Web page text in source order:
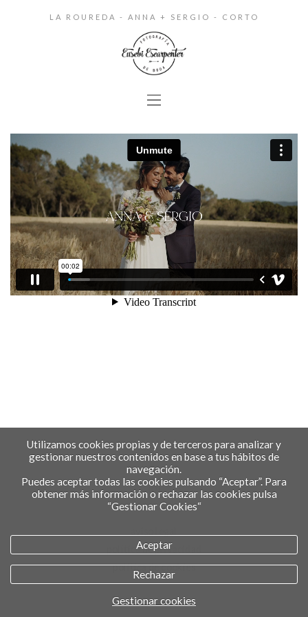
LA ROUREDA - ANNA + SERGIO - CORTO
política de privacidad
política de cookies
Utilizamos cookies propias y de terceros para analizar y
gestionar nuestros contenidos en base a tus hábitos de
navegación.
Puedes aceptar todas las cookies pulsando “Aceptar”. Para
obtener más información o rechazar las cookies pulsa
“Gestionar Cookies“
Aceptar
Rechazar
Gestionar cookies